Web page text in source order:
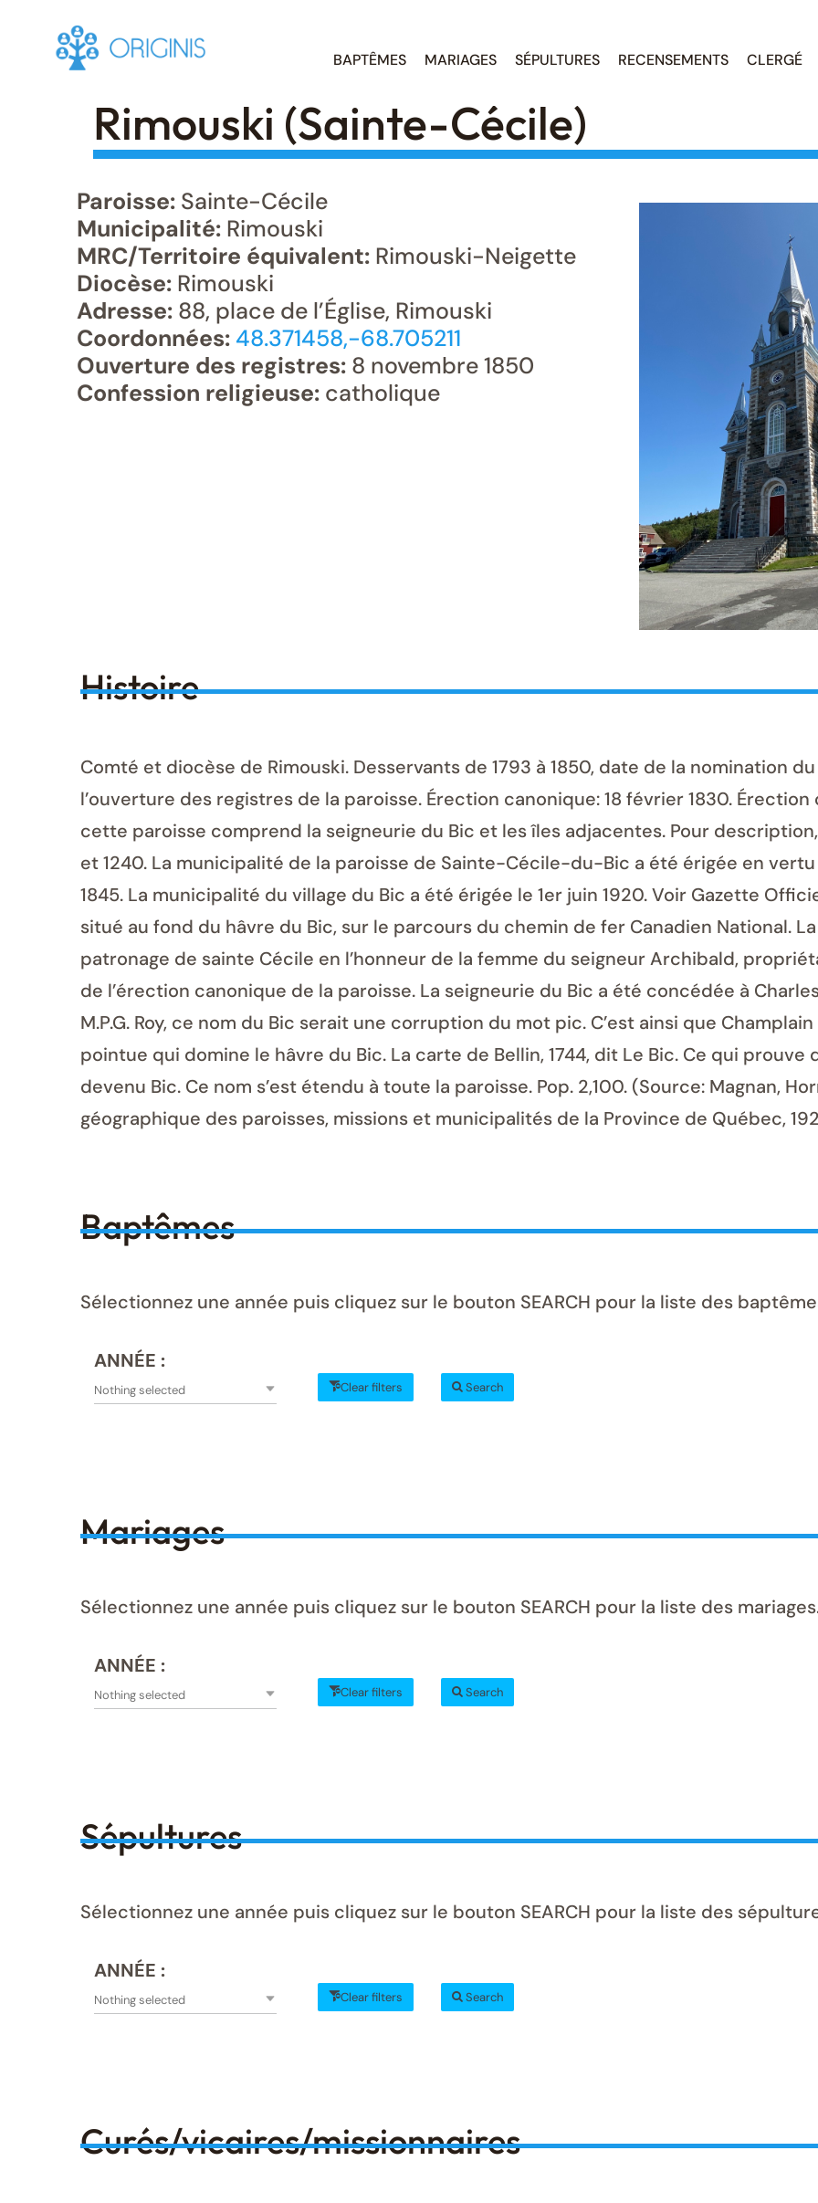
BAPTÊMES MARIAGES SÉPULTURES RECENSEMENTS CLERGÉ
Rimouski (Sainte-Cécile)
Paroisse: Sainte-Cécile
Municipalité: Rimouski
MRC/Territoire équivalent: Rimouski-Neigette
Diocèse: Rimouski
Adresse: 88, place de l’Église, Rimouski
Coordonnées: 48.371458,-68.705211
Ouverture des registres: 8 novembre 1850
Confession religieuse: catholique
Histoire
Comté et diocèse de Rimouski. Desservants de 1793 à 1850, date de la nomination
l’ouverture des registres de la paroisse. Érection canonique: 18 février 1830.
cette paroisse comprend la seigneurie du Bic et les îles adjacentes. Pour
et 1240. La municipalité de la paroisse de Sainte-Cécile-du-Bic a été érigée en vertu
1845. La municipalité du village du Bic a été érigée le 1er juin 1920. Voir Gazette
situé au fond du hâvre du Bic, sur le parcours du chemin de fer Canadien National.
patronage de sainte Cécile en l’honneur de la femme du seigneur Archibald,
de l’érection canonique de la paroisse. La seigneurie du Bic a été concédée à
M.P.G. Roy, ce nom du Bic serait une corruption du mot pic. C’est ainsi que
pointue qui domine le hâvre du Bic. La carte de Bellin, 1744, dit Le Bic. Ce qui
devenu Bic. Ce nom s’est étendu à toute la paroisse. Pop. 2,100. (Source: Magnan,
géographique des paroisses, missions et municipalités de la Province de Québec,
Baptêmes
Sélectionnez une année puis cliquez sur le bouton SEARCH pour la liste des
ANNÉE :
Nothing selected Clear filters Search
Mariages
Sélectionnez une année puis cliquez sur le bouton SEARCH pour la liste des
ANNÉE :
Nothing selected Clear filters Search
Sépultures
Sélectionnez une année puis cliquez sur le bouton SEARCH pour la liste des
ANNÉE :
Nothing selected Clear filters Search
Curés/vicaires/missionnaires